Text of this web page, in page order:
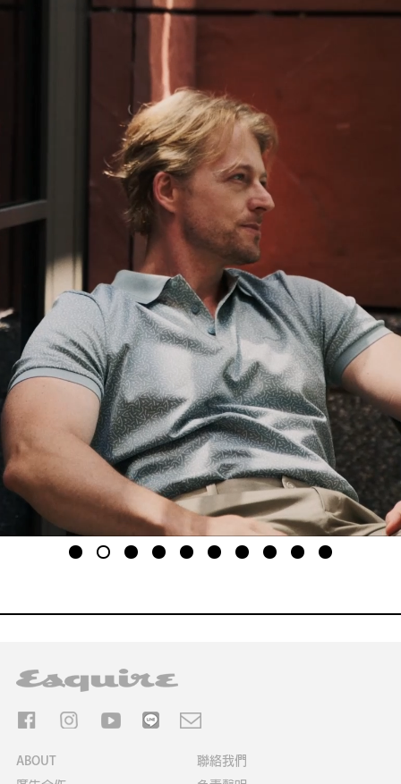
2 10
ABOUT
聯絡我們